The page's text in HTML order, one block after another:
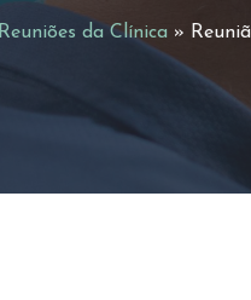
Reuniões da Clínica »